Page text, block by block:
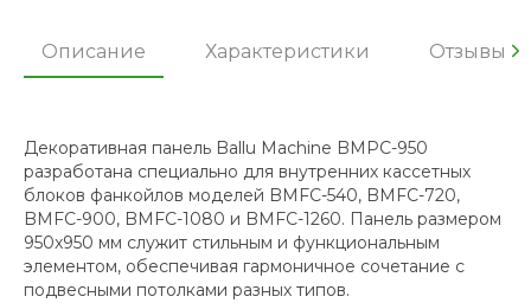
Описание Характеристики Отзывы
Декоративная панель Ballu Machine BMPC-950
разработана специально для внутренних кассетных
блоков фанкойлов моделей BMFC-540, BMFC-720,
BMFC-900, BMFC-1080 и BMFC-1260. Панель размером
950x950 мм служит стильным и функциональным
элементом, обеспечивая гармоничное сочетание с
подвесными потолками разных типов.